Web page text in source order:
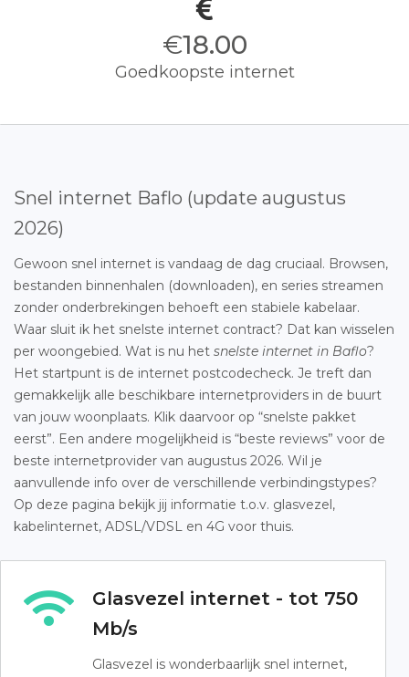
€18.00
Goedkoopste internet
Snel internet Baflo (update augustus
2026)
Gewoon snel internet is vandaag de dag cruciaal. Browsen,
bestanden binnenhalen (downloaden), en series streamen
zonder onderbrekingen behoeft een stabiele kabelaar.
Waar sluit ik het snelste internet contract? Dat kan wisselen
per woongebied. Wat is nu het snelste internet in Baflo?
Het startpunt is de internet postcodecheck. Je treft dan
gemakkelijk alle beschikbare internetproviders in de buurt
van jouw woonplaats. Klik daarvoor op “snelste pakket
eerst”. Een andere mogelijkheid is “beste reviews” voor de
beste internetprovider van augustus 2026. Wil je
aanvullende info over de verschillende verbindingstypes?
Op deze pagina bekijk jij informatie t.o.v. glasvezel,
kabelinternet, ADSL/VDSL en 4G voor thuis.
Glasvezel internet - tot 750
Mb/s
Glasvezel is wonderbaarlijk snel internet,